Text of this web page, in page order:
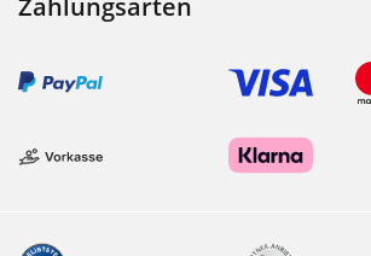
Zahlungsarten